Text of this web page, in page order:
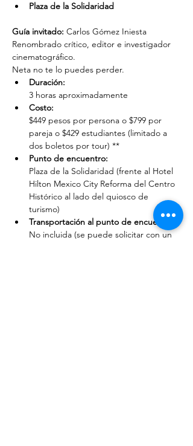
Plaza de la Solidaridad
Guía invitado: Carlos Gómez Iniesta
Renombrado crítico, editor e investigador
cinematográfico.
Neta no te lo puedes perder.
Duración:
3 horas aproximadamente
Costo:
$449 pesos por persona o $799 por
pareja o $429 estudiantes (limitado a
dos boletos por tour) **
Punto de encuentro:
Plaza de la Solidaridad (frente al Hotel
Hilton Mexico City Reforma del Centro
Histórico al lado del quiosco de
turismo)
Transportación al punto de encuentro:
No incluida (se puede solicitar con un